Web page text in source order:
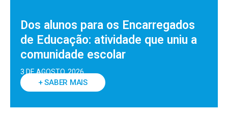
Dos alunos para os Encarregados
de Educação: atividade que uniu a
comunidade escolar
3 DE AGOSTO, 2026
+ SABER MAIS